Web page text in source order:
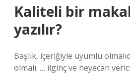
Kaliteli bir
yazılır?
Başlık, içeriğiyle uyumlu
olmalı. … ilginç ve heyecan